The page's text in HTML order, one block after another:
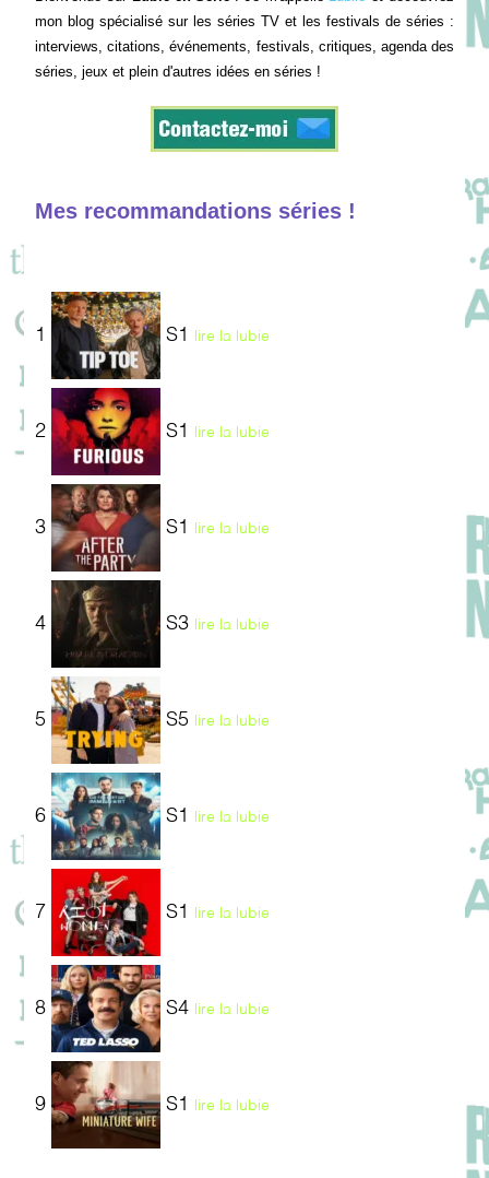
mon blog spécialisé sur les séries TV et les festivals de séries :
interviews, citations, événements, festivals, critiques, agenda des
séries, jeux et plein d'autres idées en séries !
Mes recommandations séries !
1 S1 lire la lubie
2 S1 lire la lubie
3 S1 lire la lubie
4 S3 lire la lubie
5 S5 lire la lubie
6 S1 lire la lubie
7 S1 lire la lubie
8 S4 lire la lubie
9 S1 lire la lubie